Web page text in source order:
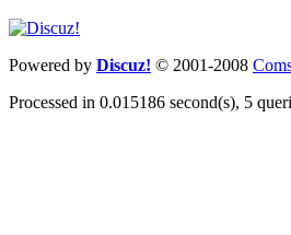
Powered by Discuz! © 2001-2008
Processed in 0.015186 second(s), 5